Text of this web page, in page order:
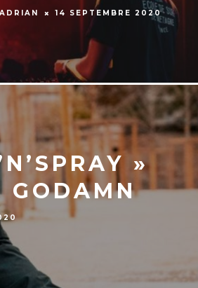
ADRIAN 14 SEPTEMBRE 2020
»
GODAMN